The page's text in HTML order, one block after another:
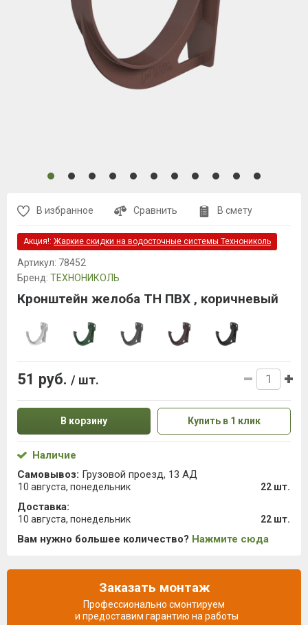
В избранное Сравнить В смету
Акция!: Жаркие скидки на водосточные системы Технониколь
Артикул: 78452
Бренд: ТЕХНОНИКОЛЬ
Кронштейн желоба ТН ПВХ , коричневый
51 руб. / шт.
В корзину Купить в 1 клик
Наличие
Самовывоз: Грузовой проезд, 13 АД
10 августа, понедельник 22 шт.
Доставка:
10 августа, понедельник 22 шт.
Вам нужно большее количество? Нажмите сюда
Заказать монтаж
Профессионально смонтируем
и предоставим гарантию на работы